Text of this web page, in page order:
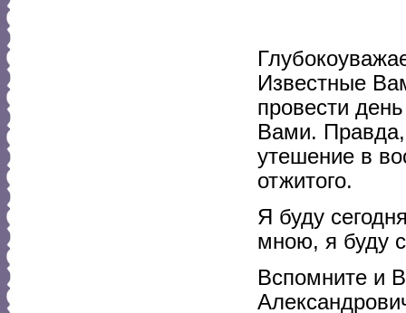
Известные
провести
Вами.
утешение в
отжитого.
Я буду
мною, я буду
Вспомните и